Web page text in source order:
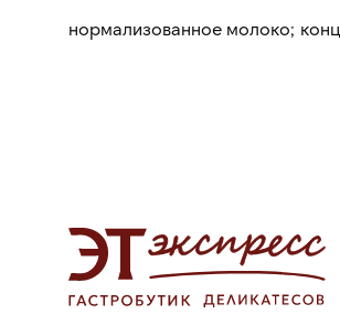
диетическим и легким
нормализованное молоко;